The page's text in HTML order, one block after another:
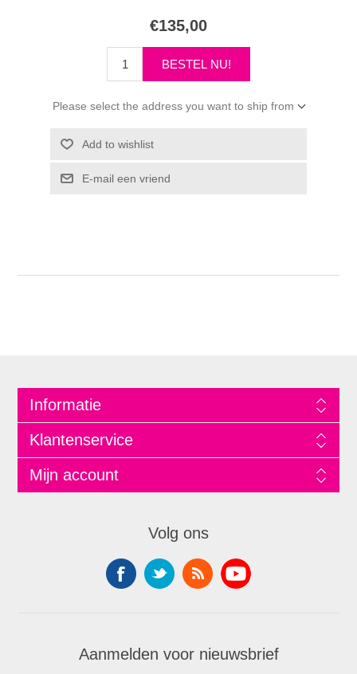
€135,00
Please select the address you want to ship from
Informatie
Klantenservice
Mijn account
Volg ons
Aanmelden voor nieuwsbrief